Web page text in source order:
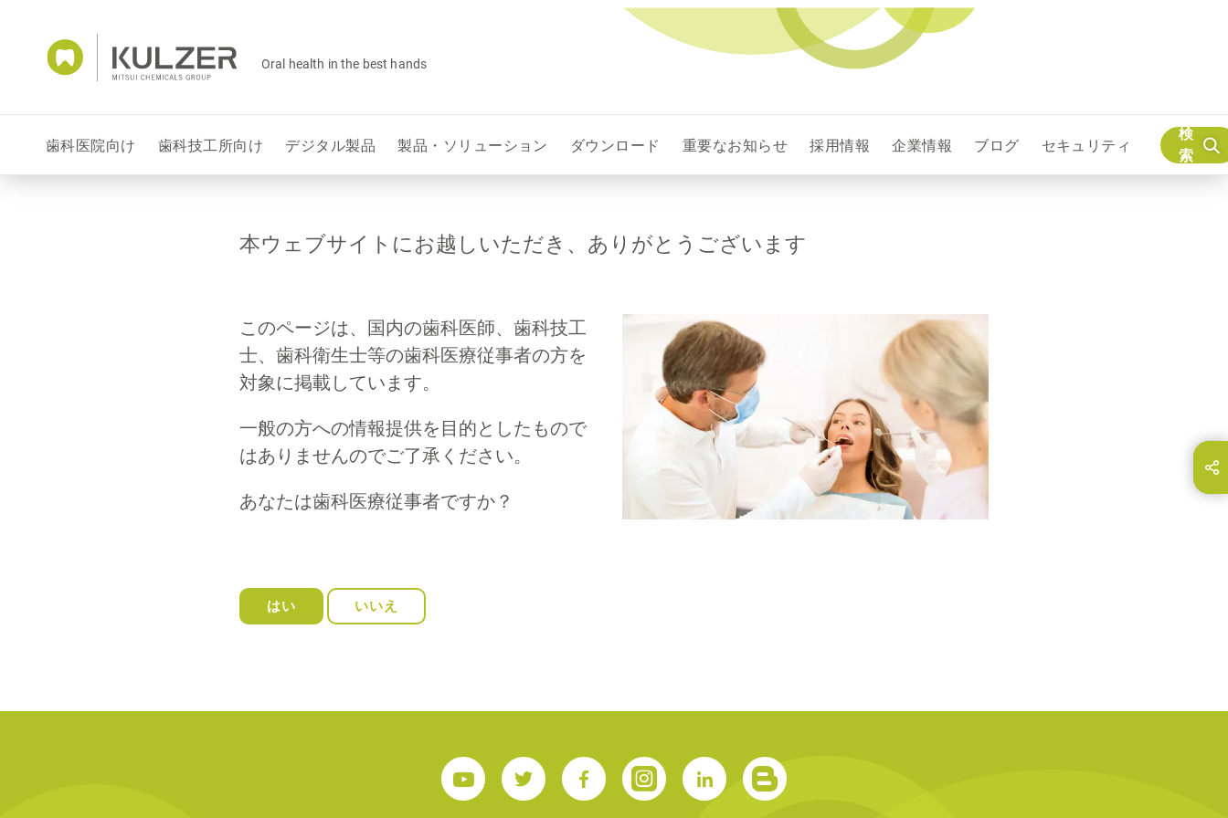
Oral health in the best hands
歯科医院向け 歯科技工所向け デジタル製品 製品・ソリューション ダウンロード 重要なお知らせ 採用情報 企業情報 ブログ セキュリティ
検
索
Share this page on...
本ウェブサイトにお越しいただき、ありがとうございます
このページは、国内の歯科医師、歯科技工
士、歯科衛生士等の歯科医療従事者の方を
対象に掲載しています。
一般の方への情報提供を目的としたもので
はありませんのでご了承ください。
あなたは歯科医療従事者ですか？